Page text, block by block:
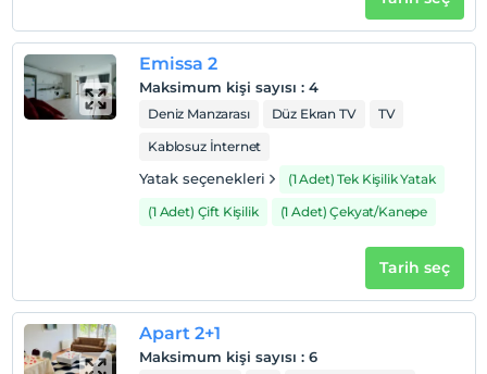
Emissa 2
Maksimum kişi sayısı : 4
Deniz Manzarası Düz Ekran TV
TV
Kablosuz İnternet
Yatak seçenekleri
(1 Adet) Tek Kişilik Yatak
(1 Adet) Çift Kişilik
(1 Adet) Çekyat/Kanepe
Tarih seç
Apart 2+1
Maksimum kişi sayısı : 6